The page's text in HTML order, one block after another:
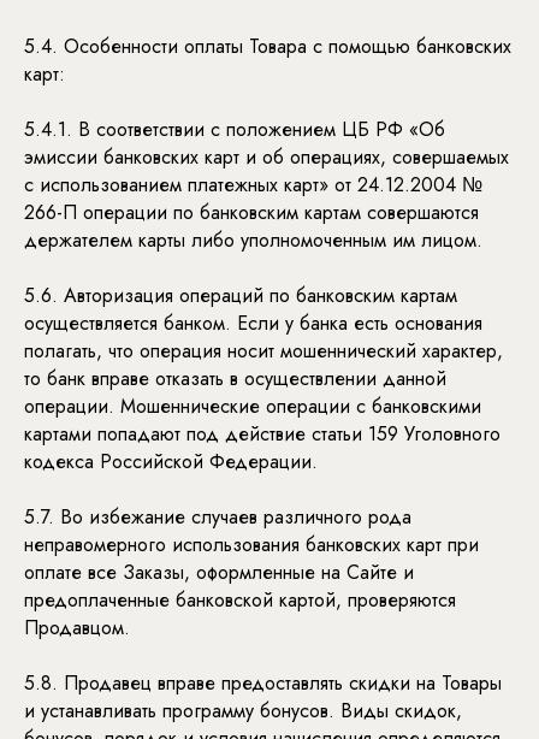
5.4. Особенности оплаты Товара с помощью банковских
карт:
5.4.1. В соответствии с положением ЦБ РФ «Об
эмиссии банковских карт и об операциях, совершаемых
с использованием платежных карт» от 24.12.2004 №
266-П операции по банковским картам совершаются
держателем карты либо уполномоченным им лицом.
5.6. Авторизация операций по банковским картам
осуществляется банком. Если у банка есть основания
полагать, что операция носит мошеннический характер,
то банк вправе отказать в осуществлении данной
операции. Мошеннические операции с банковскими
картами попадают под действие статьи 159 Уголовного
кодекса Российской Федерации.
5.7. Во избежание случаев различного рода
неправомерного использования банковских карт при
оплате все Заказы, оформленные на Сайте и
предоплаченные банковской картой, проверяются
Продавцом.
5.8. Продавец вправе предоставлять скидки на Товары
и устанавливать программу бонусов. Виды скидок,